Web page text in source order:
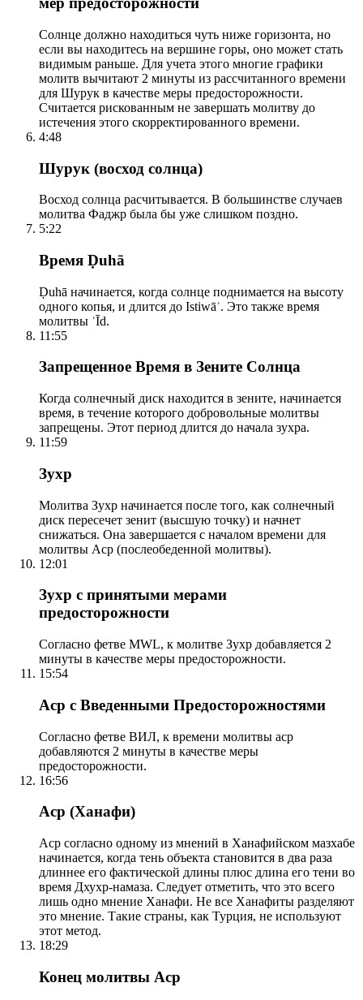
Солнце должно находиться чуть ниже горизонта, но
если вы находитесь на вершине горы, оно может стать
видимым раньше. Для учета этого многие графики
молитв вычитают 2 минуты из рассчитанного времени
для Шурук в качестве меры предосторожности.
Считается рискованным не завершать молитву до
истечения этого скорректированного времени.
4:48
Шурук (восход солнца)
Восход солнца расчитывается. В большинстве случаев
молитва Фаджр была бы уже слишком поздно.
5:22
Время Ḍuhā
Ḍuhā начинается, когда солнце поднимается на высоту
одного копья, и длится до Istiwāʾ. Это также время
молитвы ʿĪd.
11:55
Запрещенное Время в Зените Солнца
Когда солнечный диск находится в зените, начинается
время, в течение которого добровольные молитвы
запрещены. Этот период длится до начала зухра.
11:59
Зухр
Молитва Зухр начинается после того, как солнечный
диск пересечет зенит (высшую точку) и начнет
снижаться. Она завершается с началом времени для
молитвы Аср (послеобеденной молитвы).
12:01
Зухр с принятыми мерами
предосторожности
Согласно фетве MWL, к молитве Зухр добавляется 2
минуты в качестве меры предосторожности.
15:54
Аср с Введенными Предосторожностями
Согласно фетве ВИЛ, к времени молитвы аср
добавляются 2 минуты в качестве меры
предосторожности.
16:56
Аср (Ханафи)
Аср согласно одному из мнений в Ханафийском мазхабе
начинается, когда тень объекта становится в два раза
длиннее его фактической длины плюс длина его тени во
время Дхухр-намаза. Следует отметить, что это всего
лишь одно мнение Ханафи. Не все Ханафиты разделяют
это мнение. Такие страны, как Турция, не используют
этот метод.
18:29
Конец молитвы Аср